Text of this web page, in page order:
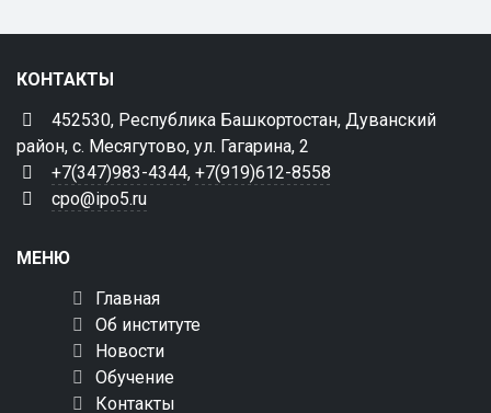
КОНТАКТЫ
452530, Республика Башкортостан, Дуванский
район, с. Месягутово, ул. Гагарина, 2
+7(347)983-4344, +7(919)612-8558
cpo@ipo5.ru
МЕНЮ
Главная
Об институте
Новости
Обучение
Контакты